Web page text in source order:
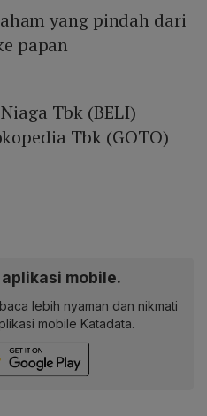
yang pindah dari
papan
Tbk (BELI)
Tbk (GOTO)
mobile.
lebih nyaman dan nikmati
mobile Katadata.